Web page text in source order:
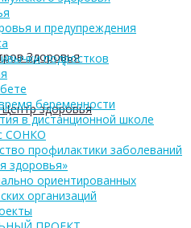
Здоровья
здоровья
и предупреждения
подростков
беременности
в дистанционной школе
СОНКО
профилактики заболеваний
здоровья»
ориентированных
организаций